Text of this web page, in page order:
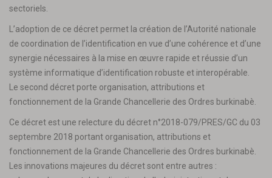
sectoriels.
L’adoption de ce décret permet la création de l’Autorité nationale
de coordination de l’identification en vue d’une cohérence et d’une
synergie nécessaires à la mise en œuvre rapide et réussie d’un
système informatique d’identification robuste et interopérable.
Le second décret porte organisation, attributions et
fonctionnement de la Grande Chancellerie des Ordres burkinabè.
Ce décret est une relecture du décret n°2018-079/PRES/GC du 03
septembre 2018 portant organisation, attributions et
fonctionnement de la Grande Chancellerie des Ordres burkinabè.
Les innovations majeures du décret sont entre autres :